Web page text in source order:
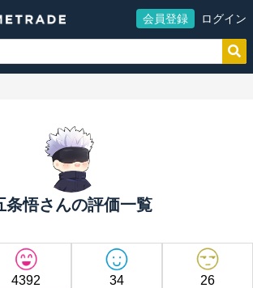
会員登録 ログイン
条悟さんの評価一覧
4392 34 26